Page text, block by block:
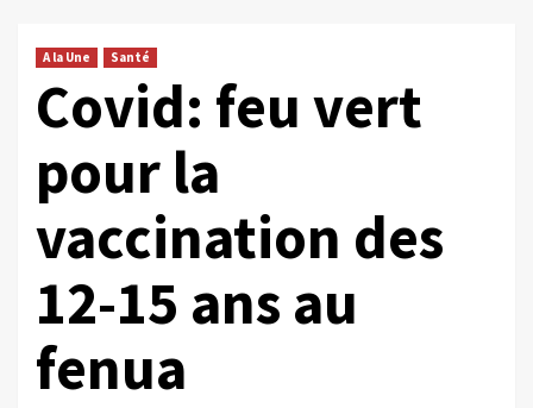
A la Une Santé
Covid: feu vert
pour la
vaccination des
12-15 ans au
fenua